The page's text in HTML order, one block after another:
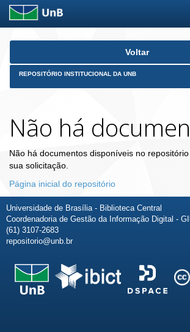
Skip
Voltar
REPOSITÓRIO INSTITUCIONAL DA UNB
Não há
Não há documentos disponíveis no
sua solicitação.
Página inicial do repositório
Universidade de Brasília - Biblioteca Central
Coordenadoria de Gestão da Informação Digital -
(61) 3107-2683
repositorio@unb.br